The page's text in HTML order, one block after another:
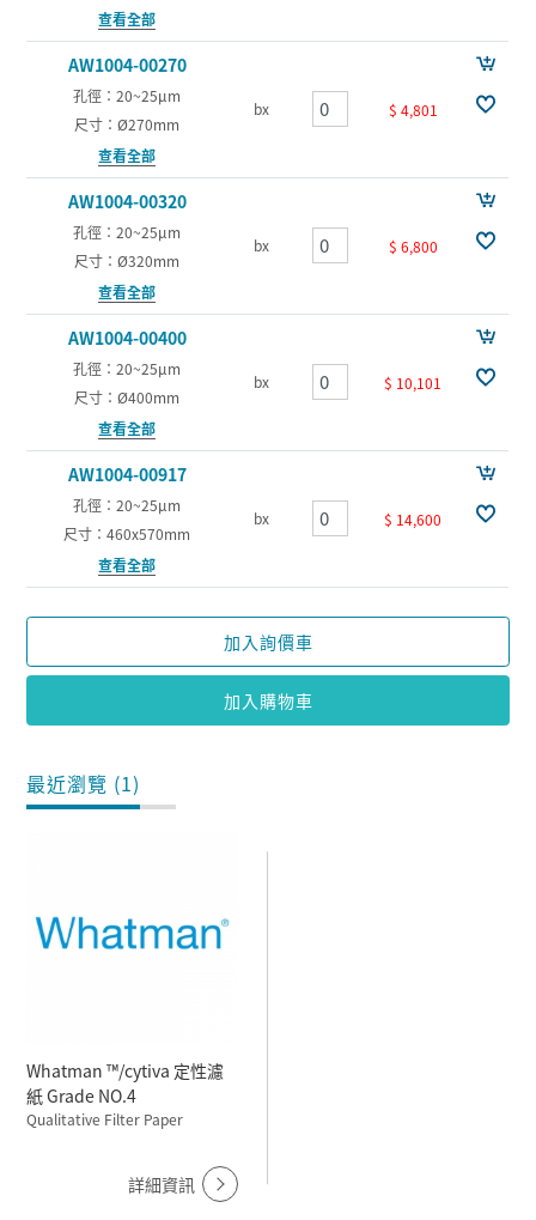
查看全部
AW1004-00270
孔徑：20~25µm
尺寸：Ø270mm
查看全部
bx $ 4,801
AW1004-00320
孔徑：20~25µm
尺寸：Ø320mm
查看全部
bx $ 6,800
AW1004-00400
孔徑：20~25µm
尺寸：Ø400mm
查看全部
bx $ 10,101
AW1004-00917
孔徑：20~25µm
尺寸：460x570mm
查看全部
bx $ 14,600
加入詢價車
加入購物車
最近瀏覽 (1)
Whatman ™/cytiva 定性濾
紙 Grade NO.4
Qualitative Filter Paper
詳細資訊